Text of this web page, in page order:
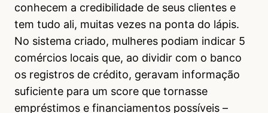
conhecem a credibilidade de seus clientes e
tem tudo ali, muitas vezes na ponta do lápis.
No sistema criado, mulheres podiam indicar 5
comércios locais que, ao dividir com o banco
os registros de crédito, geravam informação
suficiente para um score que tornasse
empréstimos e financiamentos possíveis –